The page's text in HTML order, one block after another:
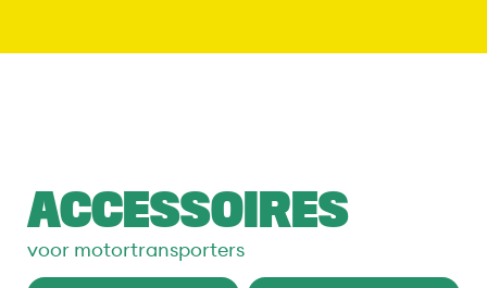
ACCESSOIRES
voor motortransporters